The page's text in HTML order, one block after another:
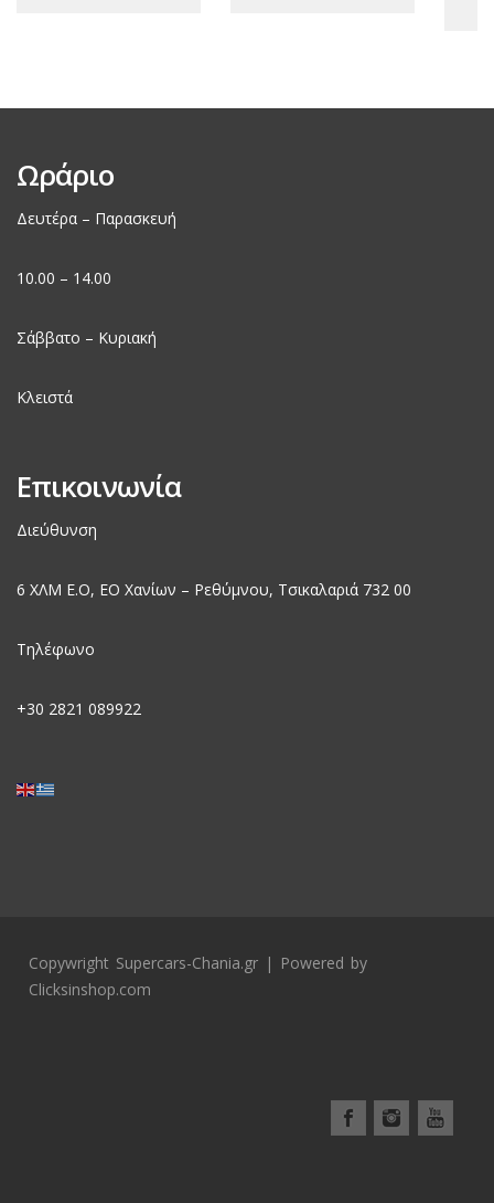
Ωράριο
Δευτέρα – Παρασκευή
10.00 – 14.00
Σάββατο – Κυριακή
Κλειστά
Επικοινωνία
Διεύθυνση
6 ΧΛΜ Ε.Ο, EO Χανίων – Ρεθύμνου, Τσικαλαριά 732 00
Τηλέφωνο
+30 2821 089922
Copywright Supercars-Chania.gr | Powered by
Clicksinshop.com